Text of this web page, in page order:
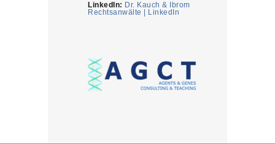
LinkedIn: Dr. Kauch & Ibrom
Rechtsanwälte | LinkedIn